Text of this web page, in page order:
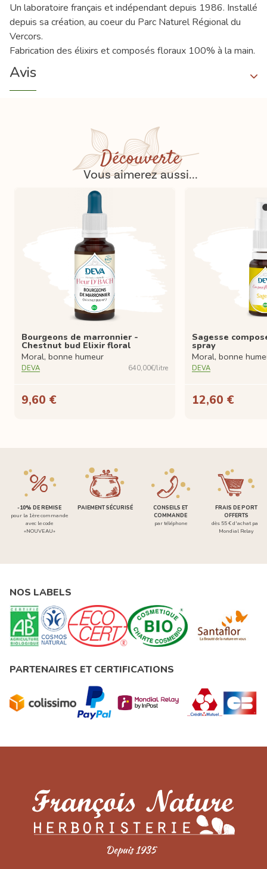
Un laboratoire français et indépendant depuis 1986. Installé
depuis sa création, au coeur du Parc Naturel Régional du
Vercors.
Fabrication des élixirs et composés floraux 100% à la main.
Avis
Découverte
Vous aimerez aussi...
Bourgeons de marronnier -
Chestnut bud Elixir floral
Moral, bonne humeur
DEVA 640,00€/litre
9,60 €
Sagesse
spray
Moral, bonne
DEVA
12,60 €
-10% DE REMISE
pour la 1ère commande
avec le code
«NOUVEAU»
PAIEMENT SÉCURISÉ
CONSEILS ET
COMMANDE
par téléphone
FRAIS DE PORT
OFFERTS
dès 55 € d'achat par
Mondial Relay
NOS LABELS
PARTENAIRES ET CERTIFICATIONS